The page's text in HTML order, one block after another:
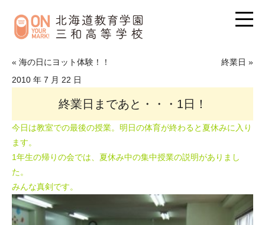
« 海の日にヨット体験！！
終業日 »
2010 年 7 月 22 日
終業日まであと・・・1日！
今日は教室での最後の授業。明日の体育が終わると夏休みに入り
ます。
1年生の帰りの会では、夏休み中の集中授業の説明がありまし
た。
みんな真剣です。